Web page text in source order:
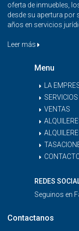
oferta de inmuebles,
desde su apertura por
años en servicios
Leer más
Menu
LA
SERVICIOS
VENTAS
REDES
Seguinos en
Contactanos